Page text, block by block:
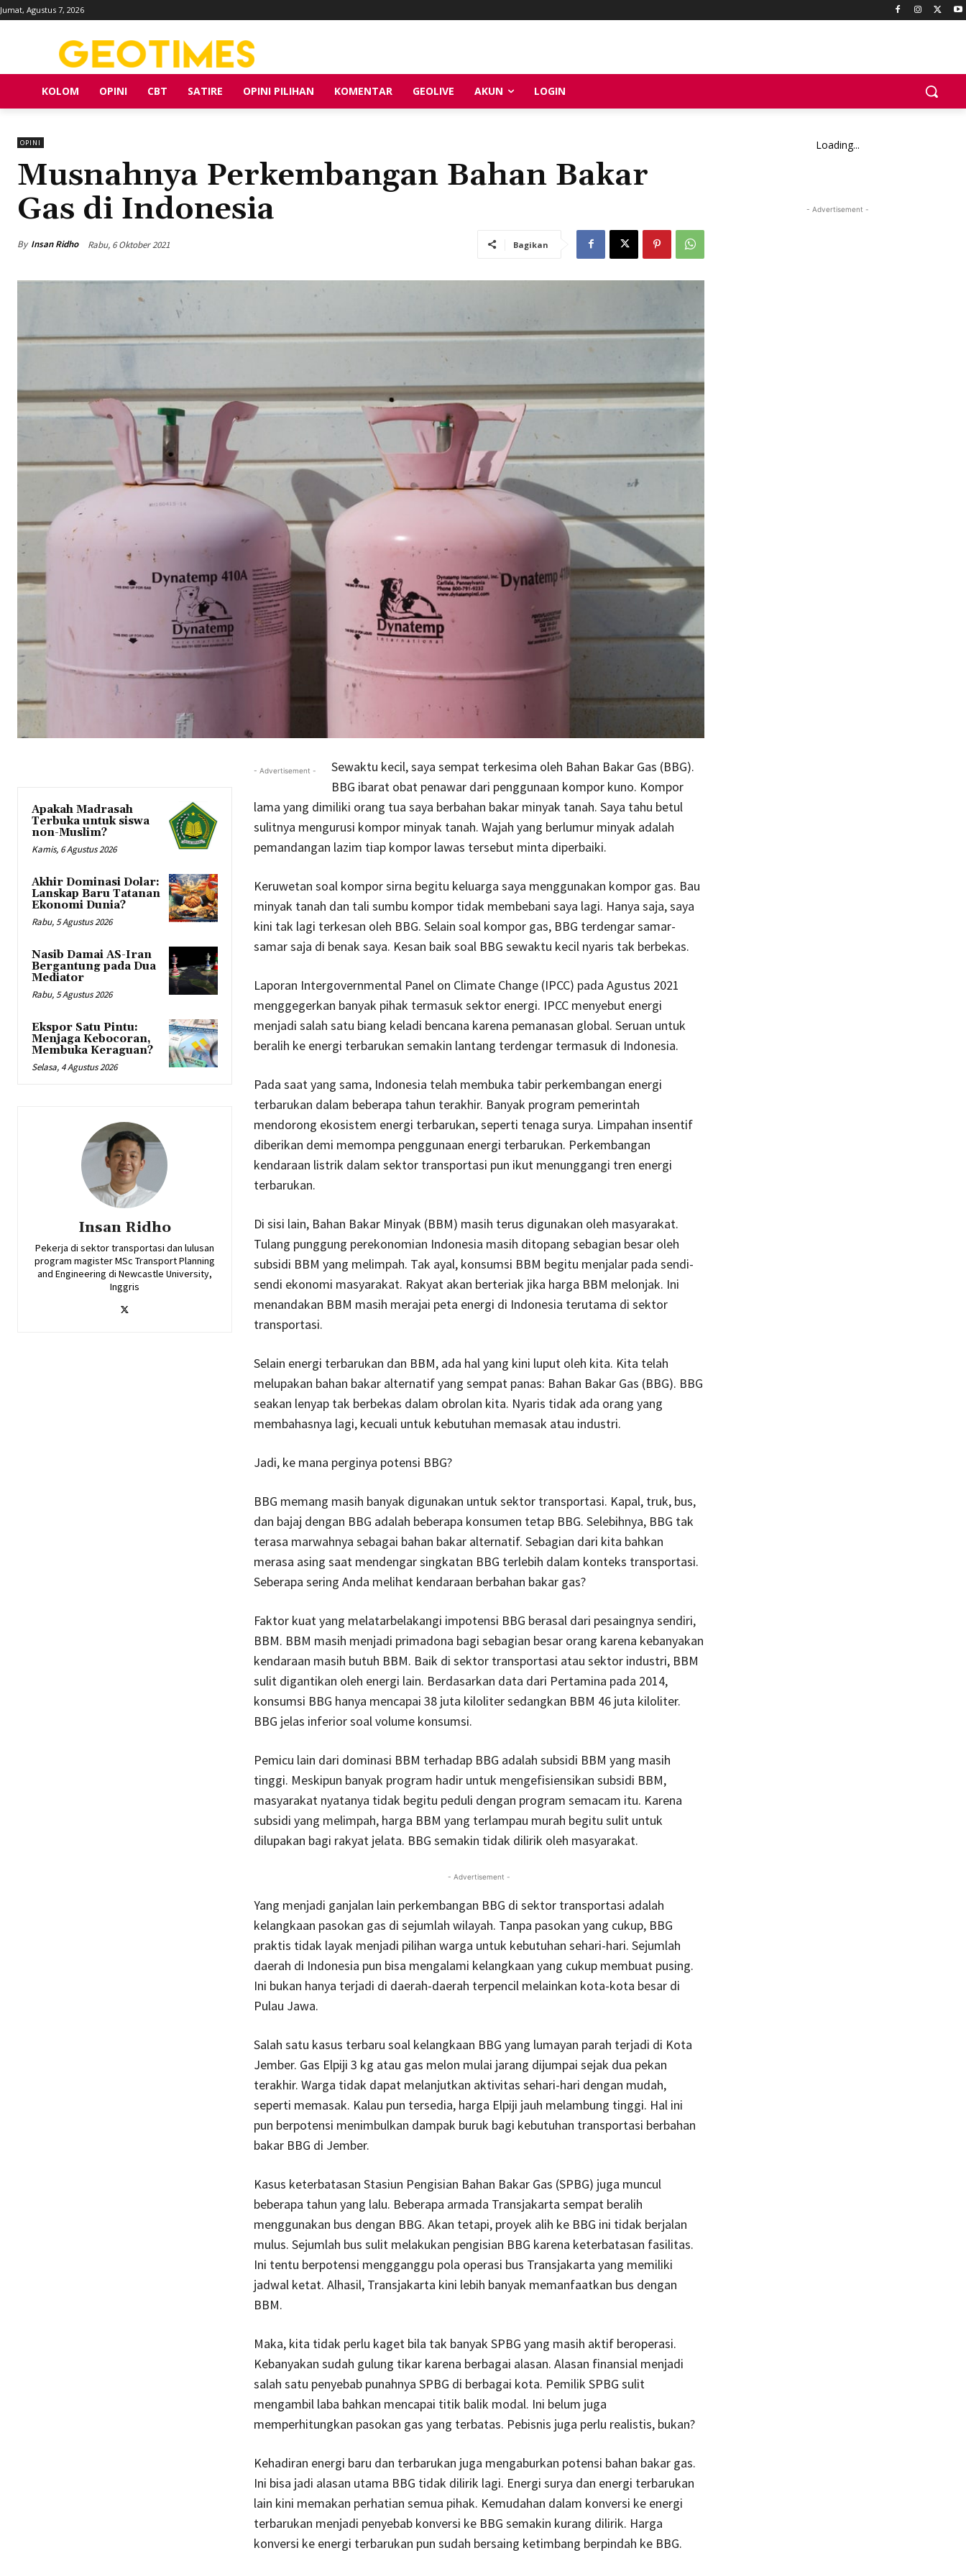
Jumat, Agustus 7, 2026
KOLOM OPINI CBT SATIRE OPINI PILIHAN KOMENTAR GEOLIVE AKUN LOGIN
OPINI
Musnahnya Perkembangan Bahan Bakar
Gas di Indonesia
By Insan Ridho Rabu, 6 Oktober 2021 Bagikan
Apakah Madrasah
Terbuka untuk siswa
non-Muslim?
Kamis, 6 Agustus 2026
Akhir Dominasi Dolar:
Lanskap Baru Tatanan
Ekonomi Dunia?
Rabu, 5 Agustus 2026
Nasib Damai AS-Iran
Bergantung pada Dua
Mediator
Rabu, 5 Agustus 2026
Ekspor Satu Pintu:
Menjaga Kebocoran,
Membuka Keraguan?
Selasa, 4 Agustus 2026
Insan Ridho
Pekerja di sektor transportasi dan lulusan
program magister MSc Transport Planning
and Engineering di Newcastle University,
Inggris
- Advertisement -
Sewaktu kecil, saya sempat terkesima oleh Bahan Bakar Gas (BBG).
BBG ibarat obat penawar dari penggunaan kompor kuno. Kompor
lama yang dimiliki orang tua saya berbahan bakar minyak tanah. Saya tahu betul
sulitnya mengurusi kompor minyak tanah. Wajah yang berlumur minyak adalah
pemandangan lazim tiap kompor lawas tersebut minta diperbaiki.
Keruwetan soal kompor sirna begitu keluarga saya menggunakan kompor gas. Bau
minyak tanah dan tali sumbu kompor tidak membebani saya lagi. Hanya saja, saya
kini tak lagi terkesan oleh BBG. Selain soal kompor gas, BBG terdengar samar-
samar saja di benak saya. Kesan baik soal BBG sewaktu kecil nyaris tak berbekas.
Laporan Intergovernmental Panel on Climate Change (IPCC) pada Agustus 2021
menggegerkan banyak pihak termasuk sektor energi. IPCC menyebut energi
menjadi salah satu biang keladi bencana karena pemanasan global. Seruan untuk
beralih ke energi terbarukan semakin lantang terdengar termasuk di Indonesia.
Pada saat yang sama, Indonesia telah membuka tabir perkembangan energi
terbarukan dalam beberapa tahun terakhir. Banyak program pemerintah
mendorong ekosistem energi terbarukan, seperti tenaga surya. Limpahan insentif
diberikan demi memompa penggunaan energi terbarukan. Perkembangan
kendaraan listrik dalam sektor transportasi pun ikut menunggangi tren energi
terbarukan.
Di sisi lain, Bahan Bakar Minyak (BBM) masih terus digunakan oleh masyarakat.
Tulang punggung perekonomian Indonesia masih ditopang sebagian besar oleh
subsidi BBM yang melimpah. Tak ayal, konsumsi BBM begitu menjalar pada sendi-
sendi ekonomi masyarakat. Rakyat akan berteriak jika harga BBM melonjak. Ini
menandakan BBM masih merajai peta energi di Indonesia terutama di sektor
transportasi.
Selain energi terbarukan dan BBM, ada hal yang kini luput oleh kita. Kita telah
melupakan bahan bakar alternatif yang sempat panas: Bahan Bakar Gas (BBG). BBG
seakan lenyap tak berbekas dalam obrolan kita. Nyaris tidak ada orang yang
membahasnya lagi, kecuali untuk kebutuhan memasak atau industri.
Jadi, ke mana perginya potensi BBG?
BBG memang masih banyak digunakan untuk sektor transportasi. Kapal, truk, bus,
dan bajaj dengan BBG adalah beberapa konsumen tetap BBG. Selebihnya, BBG tak
terasa marwahnya sebagai bahan bakar alternatif. Sebagian dari kita bahkan
merasa asing saat mendengar singkatan BBG terlebih dalam konteks transportasi.
Seberapa sering Anda melihat kendaraan berbahan bakar gas?
Faktor kuat yang melatarbelakangi impotensi BBG berasal dari pesaingnya sendiri,
BBM. BBM masih menjadi primadona bagi sebagian besar orang karena kebanyakan
kendaraan masih butuh BBM. Baik di sektor transportasi atau sektor industri, BBM
sulit digantikan oleh energi lain. Berdasarkan data dari Pertamina pada 2014,
konsumsi BBG hanya mencapai 38 juta kiloliter sedangkan BBM 46 juta kiloliter.
BBG jelas inferior soal volume konsumsi.
Pemicu lain dari dominasi BBM terhadap BBG adalah subsidi BBM yang masih
tinggi. Meskipun banyak program hadir untuk mengefisiensikan subsidi BBM,
masyarakat nyatanya tidak begitu peduli dengan program semacam itu. Karena
subsidi yang melimpah, harga BBM yang terlampau murah begitu sulit untuk
dilupakan bagi rakyat jelata. BBG semakin tidak dilirik oleh masyarakat.
- Advertisement -
Yang menjadi ganjalan lain perkembangan BBG di sektor transportasi adalah
kelangkaan pasokan gas di sejumlah wilayah. Tanpa pasokan yang cukup, BBG
praktis tidak layak menjadi pilihan warga untuk kebutuhan sehari-hari. Sejumlah
daerah di Indonesia pun bisa mengalami kelangkaan yang cukup membuat pusing.
Ini bukan hanya terjadi di daerah-daerah terpencil melainkan kota-kota besar di
Pulau Jawa.
Salah satu kasus terbaru soal kelangkaan BBG yang lumayan parah terjadi di Kota
Jember. Gas Elpiji 3 kg atau gas melon mulai jarang dijumpai sejak dua pekan
terakhir. Warga tidak dapat melanjutkan aktivitas sehari-hari dengan mudah,
seperti memasak. Kalau pun tersedia, harga Elpiji jauh melambung tinggi. Hal ini
pun berpotensi menimbulkan dampak buruk bagi kebutuhan transportasi berbahan
bakar BBG di Jember.
Kasus keterbatasan Stasiun Pengisian Bahan Bakar Gas (SPBG) juga muncul
beberapa tahun yang lalu. Beberapa armada Transjakarta sempat beralih
menggunakan bus dengan BBG. Akan tetapi, proyek alih ke BBG ini tidak berjalan
mulus. Sejumlah bus sulit melakukan pengisian BBG karena keterbatasan fasilitas.
Ini tentu berpotensi mengganggu pola operasi bus Transjakarta yang memiliki
jadwal ketat. Alhasil, Transjakarta kini lebih banyak memanfaatkan bus dengan
BBM.
Maka, kita tidak perlu kaget bila tak banyak SPBG yang masih aktif beroperasi.
Kebanyakan sudah gulung tikar karena berbagai alasan. Alasan finansial menjadi
salah satu penyebab punahnya SPBG di berbagai kota. Pemilik SPBG sulit
mengambil laba bahkan mencapai titik balik modal. Ini belum juga
memperhitungkan pasokan gas yang terbatas. Pebisnis juga perlu realistis, bukan?
Kehadiran energi baru dan terbarukan juga mengaburkan potensi bahan bakar gas.
Ini bisa jadi alasan utama BBG tidak dilirik lagi. Energi surya dan energi terbarukan
lain kini memakan perhatian semua pihak. Kemudahan dalam konversi ke energi
terbarukan menjadi penyebab konversi ke BBG semakin kurang dilirik. Harga
konversi ke energi terbarukan pun sudah bersaing ketimbang berpindah ke BBG.
Loading...
- Advertisement -